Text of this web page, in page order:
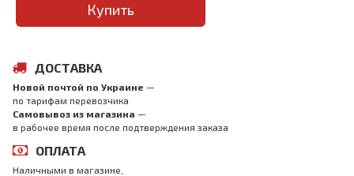
Купить
ДОСТАВКА
Новой почтой по Украине —
по тарифам перевозчика
Самовывоз из магазина —
в рабочее время после подтверждения заказа
ОПЛАТА
Наличными в магазине,